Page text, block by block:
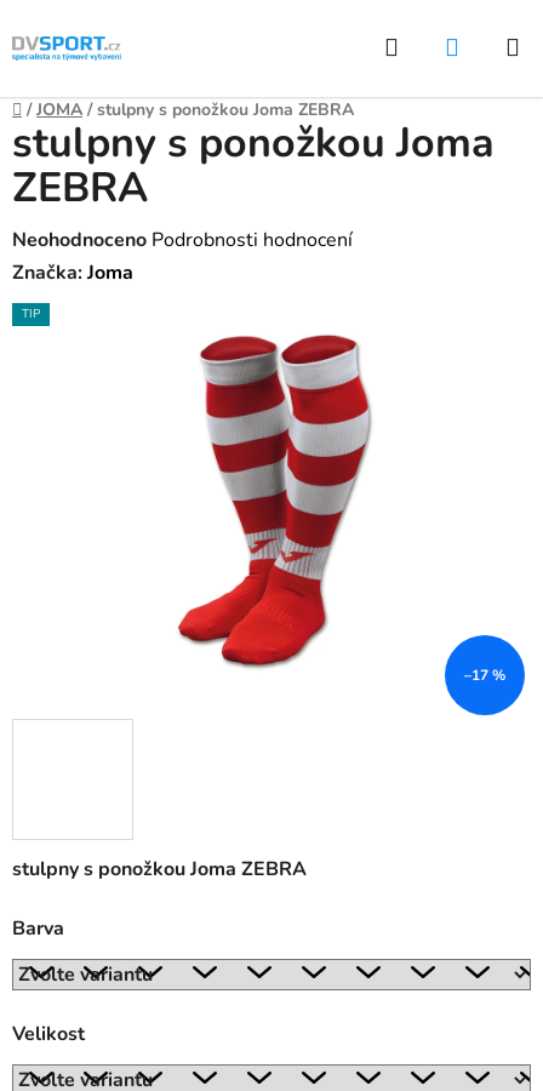
Přejít
na
Hledat
Domů
/ JOMA / stulpny s ponožkou Joma ZEBRA
stulpny s ponožkou Joma ZEBRA
Barva
Velikost
stulpny s ponožkou Joma
ZEBRA
Průměrné
hodnocení
produktu
Neohodnoceno Podrobnosti hodnocení
Značka:Joma
TIP
–17 %